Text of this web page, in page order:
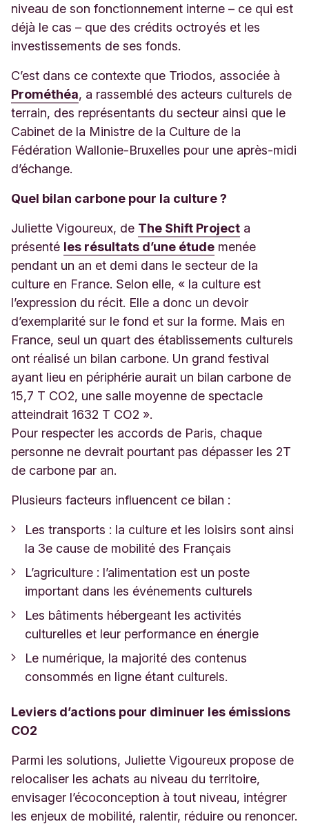
niveau de son fonctionnement interne – ce qui est
déjà le cas – que des crédits octroyés et les
investissements de ses fonds.
C’est dans ce contexte que Triodos, associée à
Prométhéa, a rassemblé des acteurs culturels de
terrain, des représentants du secteur ainsi que le
Cabinet de la Ministre de la Culture de la
Fédération Wallonie-Bruxelles pour une après-midi
d’échange.
Quel bilan carbone pour la culture ?
Juliette Vigoureux, de The Shift Project a
présenté les résultats d’une étude menée
pendant un an et demi dans le secteur de la
culture en France. Selon elle, « la culture est
l’expression du récit. Elle a donc un devoir
d’exemplarité sur le fond et sur la forme. Mais en
France, seul un quart des établissements culturels
ont réalisé un bilan carbone. Un grand festival
ayant lieu en périphérie aurait un bilan carbone de
15,7 T CO2, une salle moyenne de spectacle
atteindrait 1632 T CO2 ».
Pour respecter les accords de Paris, chaque
personne ne devrait pourtant pas dépasser les 2T
de carbone par an.
Plusieurs facteurs influencent ce bilan :
Les transports : la culture et les loisirs sont ainsi
la 3e cause de mobilité des Français
L’agriculture : l’alimentation est un poste
important dans les événements culturels
Les bâtiments hébergeant les activités
culturelles et leur performance en énergie
Le numérique, la majorité des contenus
consommés en ligne étant culturels.
Leviers d’actions pour diminuer les émissions
CO2
Parmi les solutions, Juliette Vigoureux propose de
relocaliser les achats au niveau du territoire,
envisager l’écoconception à tout niveau, intégrer
les enjeux de mobilité, ralentir, réduire ou renoncer.